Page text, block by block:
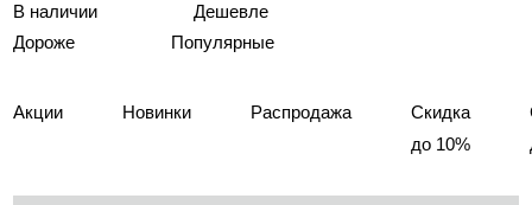
В наличии
Дешевле
Дороже
Популярные
Акции Новинки Распродажа
Скидка
до 10%